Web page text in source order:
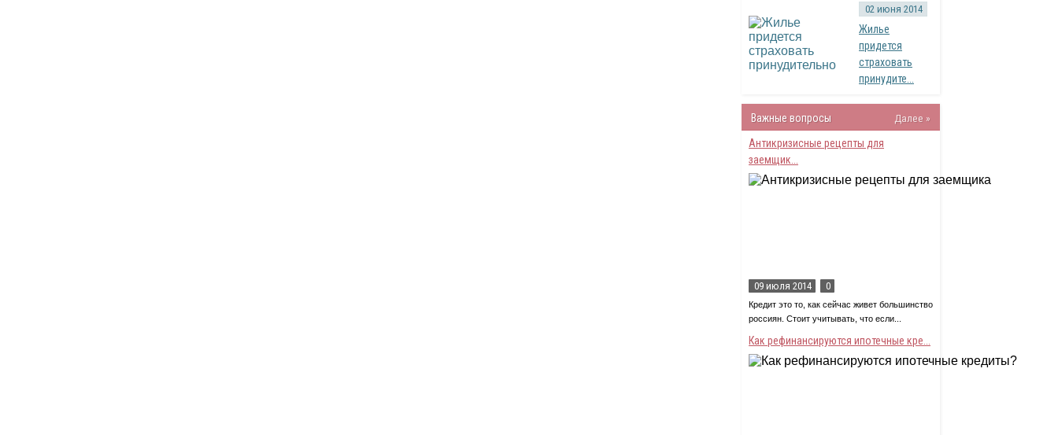
02 июня 2014
Жилье
придется
страховать
принудите...
Важные вопросы
Далее »
Антикризисные рецепты для
заемщик...
09 июля 2014 0
Кредит это то, как сейчас живет большинство
россиян. Стоит учитывать, что если...
Как рефинансируются ипотечные кре...